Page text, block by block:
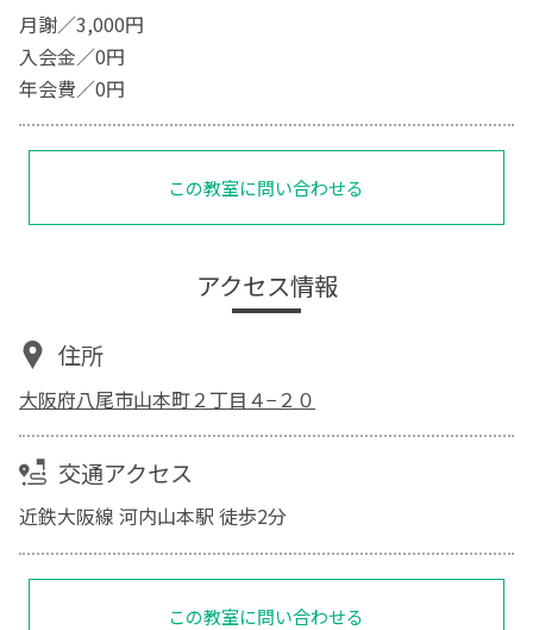
月謝／3,000円
入会金／0円
年会費／0円
この教室に問い合わせる
アクセス情報
住所
大阪府八尾市山本町２丁目４−２０
交通アクセス
近鉄大阪線 河内山本駅 徒歩2分
この教室に問い合わせる